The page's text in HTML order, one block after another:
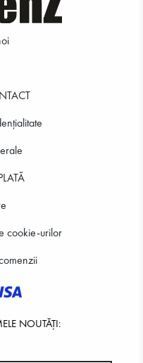
cookie-urilor
NOUTĂȚI: